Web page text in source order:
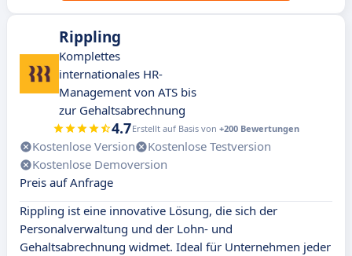
Rippling
Komplettes
internationales HR-
Management von ATS bis
zur Gehaltsabrechnung
4.7Erstellt auf Basis von +200 Bewertungen
Kostenlose Version
Kostenlose Testversion
Kostenlose Demoversion
Preis auf Anfrage
Rippling ist eine innovative Lösung, die sich der
Personalverwaltung und der Lohn- und
Gehaltsabrechnung widmet. Ideal für Unternehmen jeder